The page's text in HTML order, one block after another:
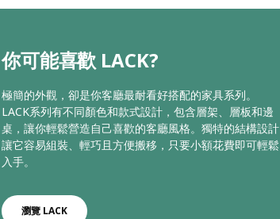
你可能喜歡 LACK?
極簡的外觀，卻是你客廳最耐看好搭配的家具系列。
LACK系列有不同顏色和款式設計，包含層架、層板和邊
桌，讓你輕鬆營造自己喜歡的客廳風格。獨特的結構設計
讓它容易組裝、輕巧且方便搬移，只要小額花費即可輕鬆
入手。
瀏覽 LACK